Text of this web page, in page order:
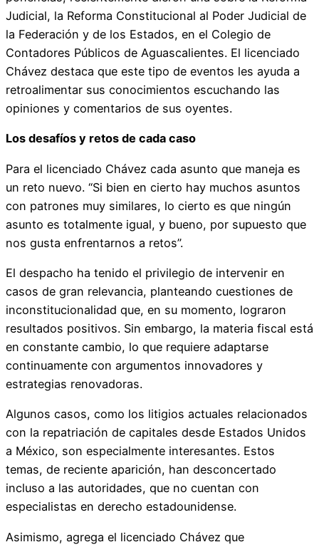
Judicial, la Reforma Constitucional al Poder Judicial de
la Federación y de los Estados, en el Colegio de
Contadores Públicos de Aguascalientes. El licenciado
Chávez destaca que este tipo de eventos les ayuda a
retroalimentar sus conocimientos escuchando las
opiniones y comentarios de sus oyentes.
Los desafíos y retos de cada caso
Para el licenciado Chávez cada asunto que maneja es
un reto nuevo. “Si bien en cierto hay muchos asuntos
con patrones muy similares, lo cierto es que ningún
asunto es totalmente igual, y bueno, por supuesto que
nos gusta enfrentarnos a retos”.
El despacho ha tenido el privilegio de intervenir en
casos de gran relevancia, planteando cuestiones de
inconstitucionalidad que, en su momento, lograron
resultados positivos. Sin embargo, la materia fiscal está
en constante cambio, lo que requiere adaptarse
continuamente con argumentos innovadores y
estrategias renovadoras.
Algunos casos, como los litigios actuales relacionados
con la repatriación de capitales desde Estados Unidos
a México, son especialmente interesantes. Estos
temas, de reciente aparición, han desconcertado
incluso a las autoridades, que no cuentan con
especialistas en derecho estadounidense.
Asimismo, agrega el licenciado Chávez que